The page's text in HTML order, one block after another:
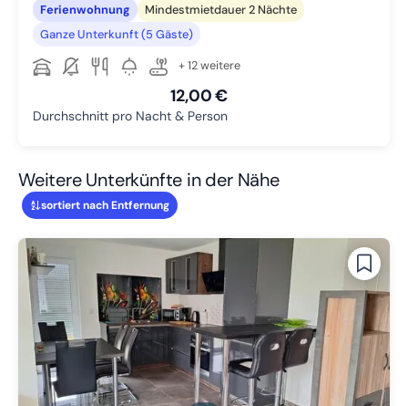
Ferienwohnung
Mindestmietdauer 2 Nächte
Ganze Unterkunft (5 Gäste)
+ 12 weitere
12,00 €
Durchschnitt pro Nacht & Person
Weitere Unterkünfte in der Nähe
sortiert nach Entfernung